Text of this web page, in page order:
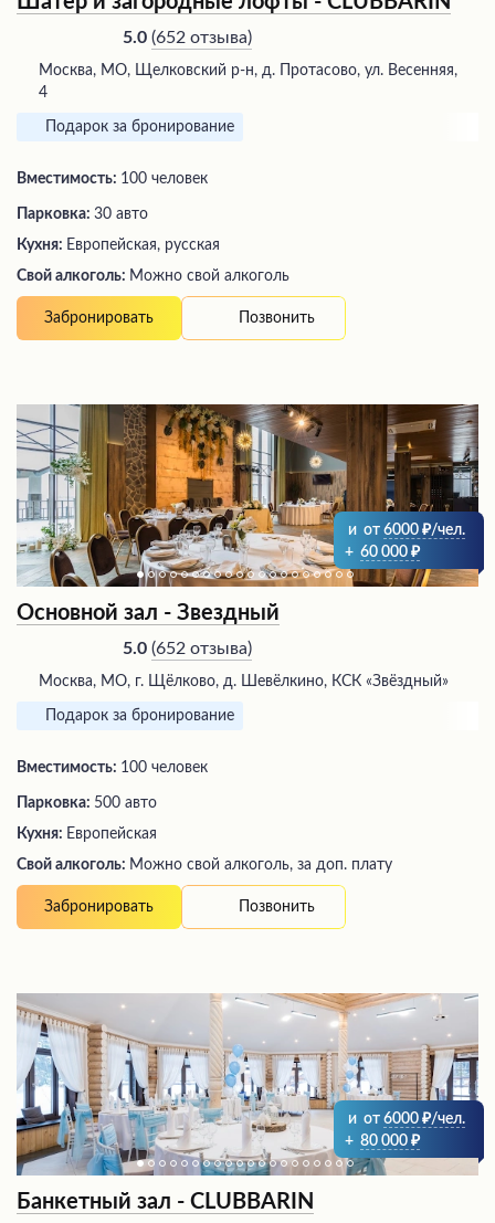
5.0 (652 отзыва)
Москва, МО, Щелковский р-н, д. Протасово, ул. Весенняя,
4
Подарок за бронирование
Вместимость: 100 человек
Парковка: 30 авто
Кухня: Европейская, русская
Свой алкоголь: Можно свой алкоголь
Забронировать Позвонить
и от 6000
/чел.
+ 60 000
Основной зал - Звездный
5.0 (652 отзыва)
Москва, МО, г. Щёлково, д. Шевёлкино, КСК «Звёздный»
Подарок за бронирование
Вместимость: 100 человек
Парковка: 500 авто
Кухня: Европейская
Свой алкоголь: Можно свой алкоголь, за доп. плату
Забронировать Позвонить
и от 6000
/чел.
+ 80 000
Банкетный зал - CLUBBARIN